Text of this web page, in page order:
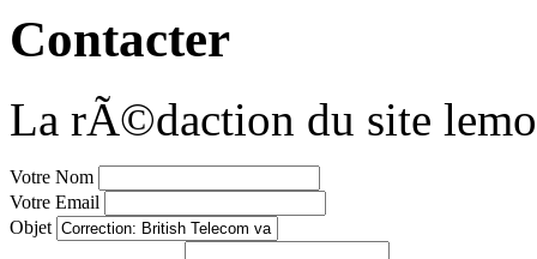
Contacter
La rÃ©daction du site
Votre Nom
Votre Email
Objet